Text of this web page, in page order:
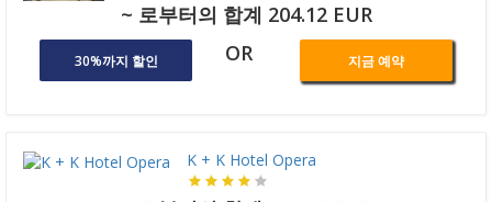
~ 로부터의 합계 204.12 EUR
30%까지 할인 OR 지금 예약
K + K Hotel Opera